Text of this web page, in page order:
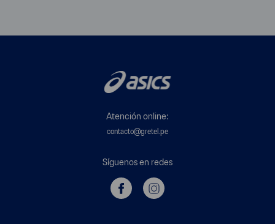
Atención online:
contacto@gretel.pe
Síguenos en redes